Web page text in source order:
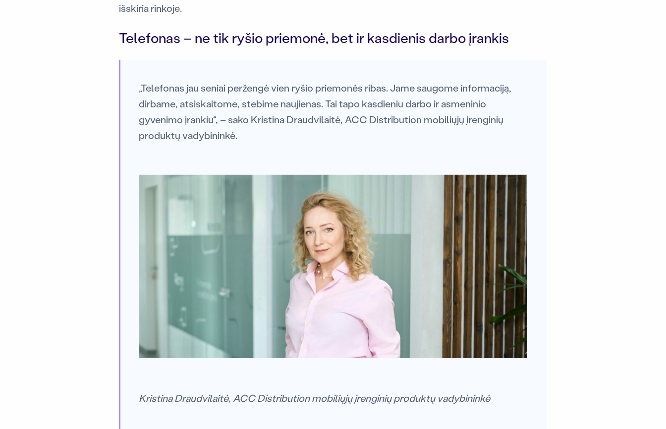
išskiria rinkoje.
Telefonas – ne tik ryšio priemonė, bet ir kasdienis darbo įrankis
„Telefonas jau seniai peržengė vien ryšio priemonės ribas. Jame saugome informaciją,
dirbame, atsiskaitome, stebime naujienas. Tai tapo kasdieniu darbo ir asmeninio
gyvenimo įrankiu“, – sako Kristina Draudvilaitė, ACC Distribution mobiliųjų įrenginių
produktų vadybininkė.
Kristina Draudvilaitė, ACC Distribution mobiliųjų įrenginių produktų vadybininkė